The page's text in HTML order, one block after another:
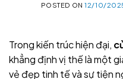
POSTED ON12/10/
Trong kiến trúc hiện đại,
khẳng định vị thế là một
vẻ đẹp tinh tế và sự tiện